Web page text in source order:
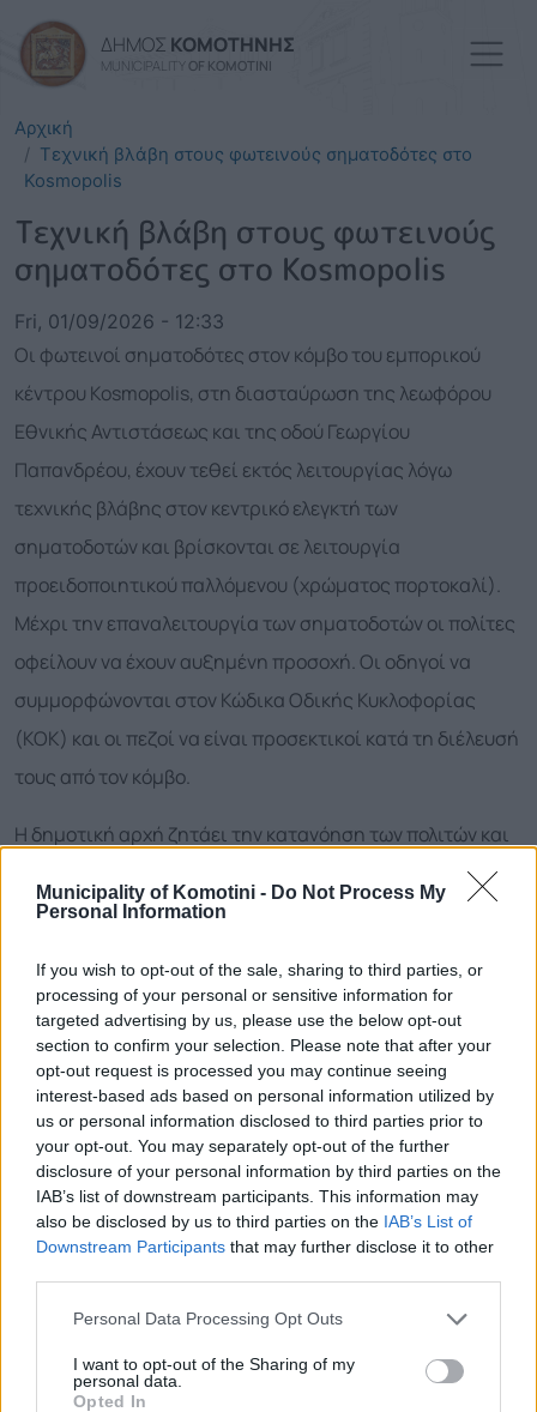
Municipality of Komotini - Do Not Process My
Personal Information
If you wish to opt-out of the sale, sharing to third parties, or
processing of your personal or sensitive information for
targeted advertising by us, please use the below opt-out
section to confirm your selection. Please note that after your
opt-out request is processed you may continue seeing
interest-based ads based on personal information utilized by
us or personal information disclosed to third parties prior to
your opt-out. You may separately opt-out of the further
disclosure of your personal information by third parties on the
IAB’s list of downstream participants. This information may
also be disclosed by us to third parties on the IAB’s List of
Downstream Participants that may further disclose it to other
Personal Data Processing Opt Outs
I want to opt-out of the Sharing of my
personal data.
Opted In
ΔΗΜΟΣ ΚΟΜΟΤΗΝΗΣ
MUNICIPALITY OF KOMOTINI
Αρχική
Τεχνική βλάβη στους φωτεινούς σηματοδότες στο
Kosmopolis
Τεχνική βλάβη στους φωτεινούς
σηματοδότες στο Kosmopolis
Fri, 01/09/2026 - 12:33
Οι φωτεινοί σηματοδότες στον κόμβο του εμπορικού
κέντρου Kosmopolis, στη διασταύρωση της λεωφόρου
Εθνικής Αντιστάσεως και της οδού Γεωργίου
Παπανδρέου, έχουν τεθεί εκτός λειτουργίας λόγω
τεχνικής βλάβης στον κεντρικό ελεγκτή των
σηματοδοτών και βρίσκονται σε λειτουργία
προειδοποιητικού παλλόμενου (χρώματος πορτοκαλί).
Μέχρι την επαναλειτουργία των σηματοδοτών οι πολίτες
οφείλουν να έχουν αυξημένη προσοχή. Οι οδηγοί να
συμμορφώνονται στον Κώδικα Οδικής Κυκλοφορίας
(ΚΟΚ) και οι πεζοί να είναι προσεκτικοί κατά τη διέλευσή
τους από τον κόμβο.
Η δημοτική αρχή ζητάει την κατανόηση των πολιτών και
προσπάθεια για την ταχύτερη αποκατάσταση της
Call Center
Call Center
25313-52400
FAX
25310-22756
Mayor's Office
25310-82177
Citizens' Service Centre (C.S.C.)
25310-83300
Center for Open Protection of the Elderly (C.O.P.E.)
25310-22797
Train Station
25310-22650
Archaeological Museum